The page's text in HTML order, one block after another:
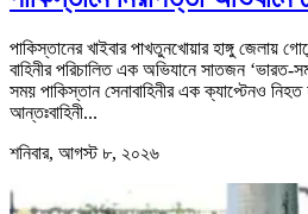
পাকিস্তানের খাইবার পাখতুনখোয়ার হাঙ্গু জেলায়
বাহিনীর পরিচালিত এক অভিযানে সাতজন ‘ভারত-
সময় পাকিস্তান সেনাবাহিনীর এক ক্যাপ্টেনও নিহত
আন্তঃবাহিনী...
শনিবার, আগস্ট ৮, ২০২৬